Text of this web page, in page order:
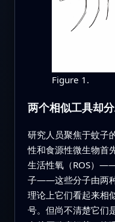
Figure 1.
两个相似工具却
研究人员聚焦于蚊
性和食源性微生物首
生活性氧（ROS）
子——这些分子由两
理论上它们看起来相
号。但尚不清楚它们